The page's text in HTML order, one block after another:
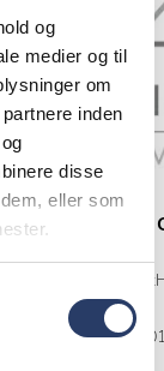
og
medier og til
om
inden
disse
eller som
Steelite
PIRLO 300
Hvid mat
Varenr.